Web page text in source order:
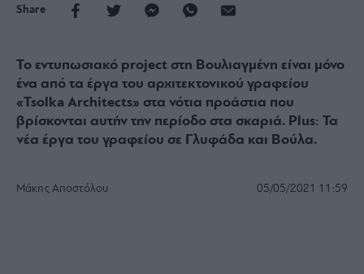
Share
Το εντυπωσιακό project στη Βουλιαγμένη είναι μόνο
ένα από τα έργα του αρχιτεκτονικού γραφείου
«Tsolka Architects» στα νότια προάστια που
βρίσκονται αυτήν την περίοδο στα σκαριά. Plus: Τα
νέα έργα του γραφείου σε Γλυφάδα και Βούλα.
Μάκης Αποστόλου 05/05/2021 11:59